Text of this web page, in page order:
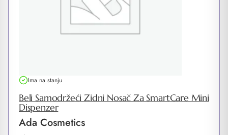
Ima na stanju
Beli Samodržeći Zidni Nosač Za SmartCare Mini
Dispenzer
Ada Cosmetics